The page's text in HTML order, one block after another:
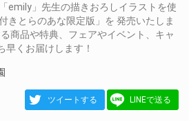
emily」先生の描きおろしイラストを使
きとらのあな限定版」を 発売いたしま
商品や特典、フェアやイベント、キャ
早くお届けします！
ツイートする LINEで送る